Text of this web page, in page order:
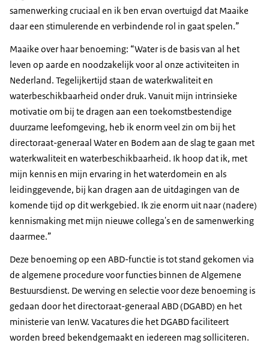
samenwerking cruciaal en ik ben ervan overtuigd dat Maaike
daar een stimulerende en verbindende rol in gaat spelen.”
Maaike over haar benoeming: “Water is de basis van al het
leven op aarde en noodzakelijk voor al onze activiteiten in
Nederland. Tegelijkertijd staan de waterkwaliteit en
waterbeschikbaarheid onder druk. Vanuit mijn intrinsieke
motivatie om bij te dragen aan een toekomstbestendige
duurzame leefomgeving, heb ik enorm veel zin om bij het
directoraat-generaal Water en Bodem aan de slag te gaan met
waterkwaliteit en waterbeschikbaarheid. Ik hoop dat ik, met
mijn kennis en mijn ervaring in het waterdomein en als
leidinggevende, bij kan dragen aan de uitdagingen van de
komende tijd op dit werkgebied. Ik zie enorm uit naar (nadere)
kennismaking met mijn nieuwe collega's en de samenwerking
daarmee.”
Deze benoeming op een ABD-functie is tot stand gekomen via
de algemene procedure voor functies binnen de Algemene
Bestuursdienst. De werving en selectie voor deze benoeming is
gedaan door het directoraat-generaal ABD (DGABD) en het
ministerie van IenW. Vacatures die het DGABD faciliteert
worden breed bekendgemaakt en iedereen mag solliciteren.